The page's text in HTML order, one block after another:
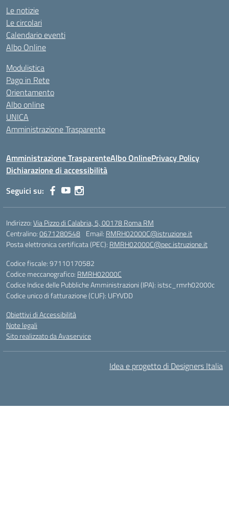
Le notizie
Le circolari
Calendario eventi
Albo Online
Modulistica
Pago in Rete
Orientamento
Albo online
UNICA
Amministrazione Trasparente
Amministrazione TrasparenteAlbo OnlinePrivacy Policy
Dichiarazione di accessibilità
Seguici su:
Indirizzo:Via Pizzo di Calabria, 5, 00178 Roma RM
Centralino:0671280548 Email: RMRH02000C@istruzione.it
Posta elettronica certificata (PEC): RMRH02000C@pec.istruzione.it
Codice fiscale: 97110170582
Codice meccanografico: RMRH02000C
Codice Indice delle Pubbliche Amministrazioni (IPA): istsc_rmrh02000c
Codice unico di fatturazione (CUF): UFYVDD
Obiettivi di Accessibilità
Note legali
Sito realizzato da Avaservice
Idea e progetto di Designers Italia